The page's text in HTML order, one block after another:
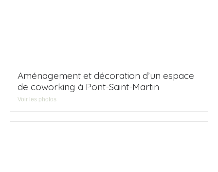
Aménagement et décoration d’un espace
de coworking à Pont-Saint-Martin
Voir les photos